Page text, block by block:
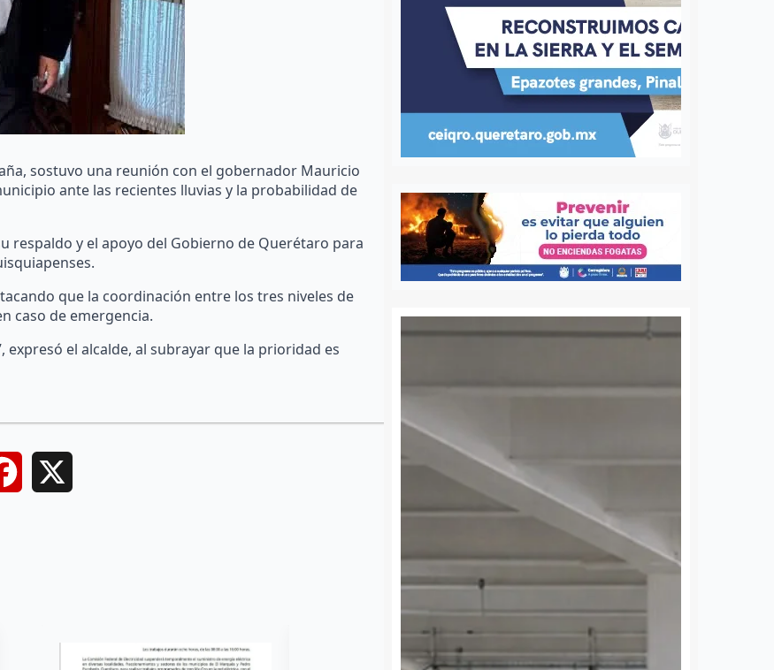
sostuvo una reunión con el gobernador Mauricio
ante las recientes lluvias y la probabilidad de
y el apoyo del Gobierno de Querétaro para
que la coordinación entre los tres niveles de
caso de emergencia.
el alcalde, al subrayar que la prioridad es
Facebook